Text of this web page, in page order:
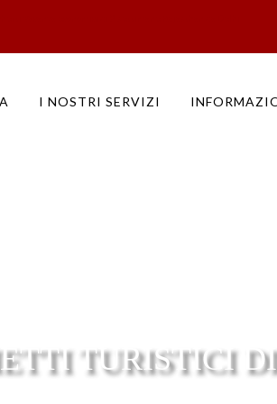
I NOSTRI SERVIZI
TURISTICI